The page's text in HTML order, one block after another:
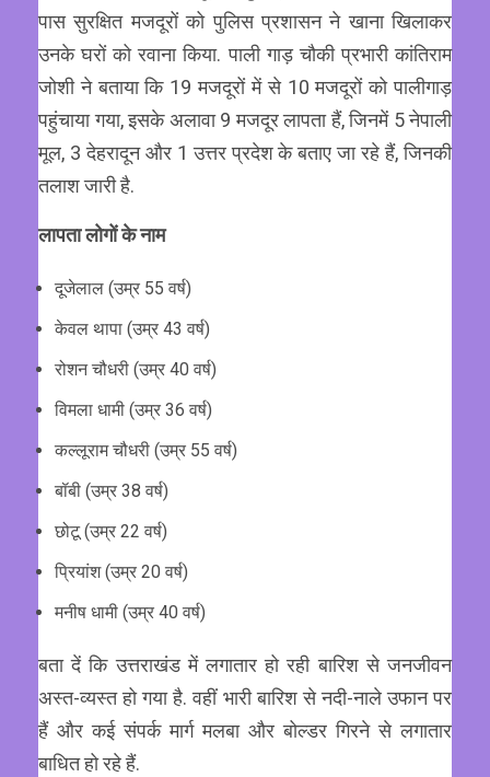
पास सुरक्षित मजदूरों को पुलिस प्रशासन ने खाना खिलाकर
उनके घरों को रवाना किया. पाली गाड़ चौकी प्रभारी कांतिराम
जोशी ने बताया कि 19 मजदूरों में से 10 मजदूरों को पालीगाड़
पहुंचाया गया, इसके अलावा 9 मजदूर लापता हैं, जिनमें 5 नेपाली
मूल, 3 देहरादून और 1 उत्तर प्रदेश के बताए जा रहे हैं, जिनकी
तलाश जारी है.
लापता लोगों के नाम
दूजेलाल (उम्र 55 वर्ष)
केवल थापा (उम्र 43 वर्ष)
रोशन चौधरी (उम्र 40 वर्ष)
विमला धामी (उम्र 36 वर्ष)
कल्लूराम चौधरी (उम्र 55 वर्ष)
बॉबी (उम्र 38 वर्ष)
छोटू (उम्र 22 वर्ष)
प्रियांश (उम्र 20 वर्ष)
मनीष धामी (उम्र 40 वर्ष)
बता दें कि उत्तराखंड में लगातार हो रही बारिश से जनजीवन
अस्त-व्यस्त हो गया है. वहीं भारी बारिश से नदी-नाले उफान पर
हैं और कई संपर्क मार्ग मलबा और बोल्डर गिरने से लगातार
बाधित हो रहे हैं.